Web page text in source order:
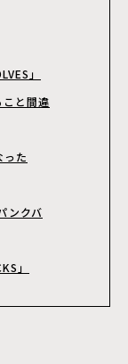
」
と間違
った
ンクバ
」